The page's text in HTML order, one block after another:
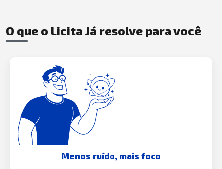
O que o Licita Já resolve para você
Menos ruído, mais foco